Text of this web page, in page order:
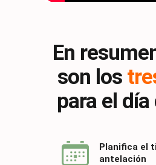
En
son los
para el día
Planifica el
antelación